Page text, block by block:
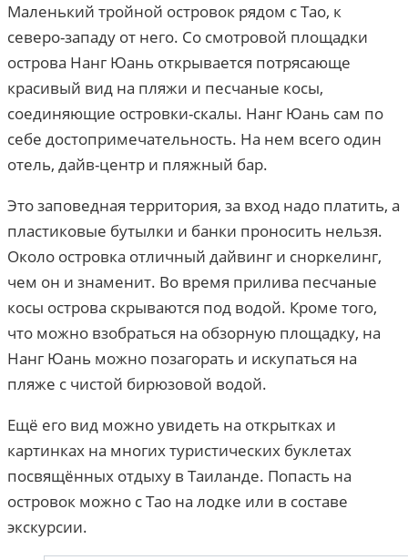
Маленький тройной островок рядом с Тао, к
северо-западу от него. Со смотровой площадки
острова Нанг Юань открывается потрясающе
красивый вид на пляжи и песчаные косы,
соединяющие островки-скалы. Нанг Юань сам по
себе достопримечательность. На нем всего один
отель, дайв-центр и пляжный бар.
Это заповедная территория, за вход надо платить, а
пластиковые бутылки и банки проносить нельзя.
Около островка отличный дайвинг и сноркелинг,
чем он и знаменит. Во время прилива песчаные
косы острова скрываются под водой. Кроме того,
что можно взобраться на обзорную площадку, на
Нанг Юань можно позагорать и искупаться на
пляже с чистой бирюзовой водой.
Ещё его вид можно увидеть на открытках и
картинках на многих туристических буклетах
посвящённых отдыху в Таиланде. Попасть на
островок можно с Тао на лодке или в составе
экскурсии.